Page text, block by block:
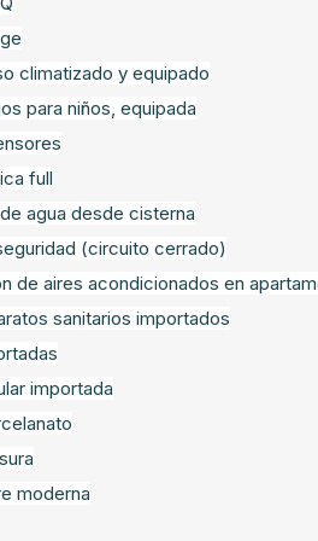
climatizado y equipado
para niños, equipada
full
agua desde cisterna
(circuito cerrado)
de aires acondicionados en
sanitarios importados
importada
moderna